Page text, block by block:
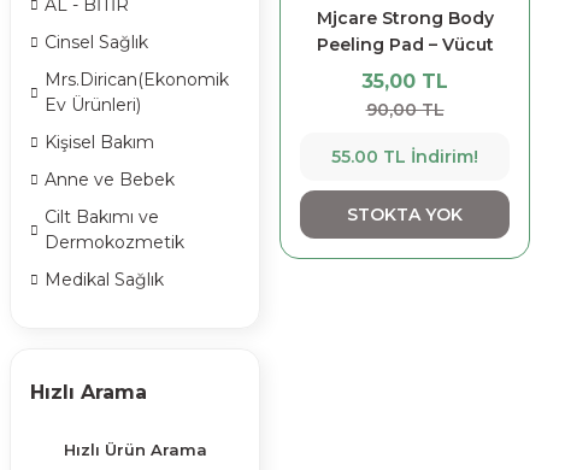
AL - BİTİR
Cinsel Sağlık
Mrs.Dirican(Ekonomik
Ev Ürünleri)
Kişisel Bakım
Anne ve Bebek
Cilt Bakımı ve
Dermokozmetik
Medikal Sağlık
Hızlı Arama
Hızlı Ürün Arama
Mjcare Strong Body
Peeling Pad – Vücut
Peeling Pad 30 gr
35,00 TL
90,00 TL
55.00 TL İndirim!
STOKTA YOK